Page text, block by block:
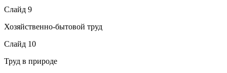
Слайд 9
Хозяйственно-бытовой труд
Слайд 10
Труд в природе